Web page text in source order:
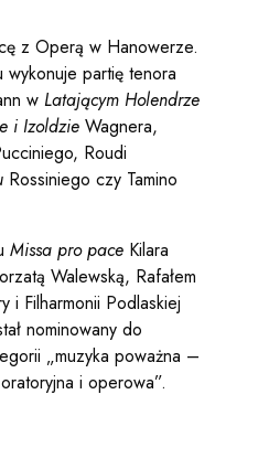
z Operą w Hanowerze.
wykonuje partię tenora
w Latającym Holendrze
i Izoldzie Wagnera,
Roudi
Rossiniego czy Tamino
Missa pro pace Kilara
Walewską, Rafałem
i Filharmonii Podlaskiej
nominowany do
„muzyka poważna –
i operowa”.